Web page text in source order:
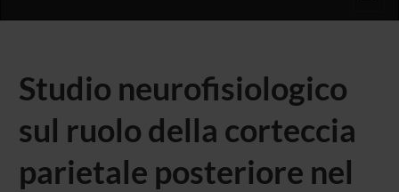
Studio neurofisiologico
sul ruolo della corteccia
parietale posteriore nel